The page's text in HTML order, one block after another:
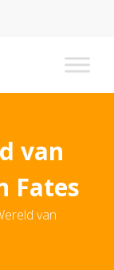
van
Fates
van